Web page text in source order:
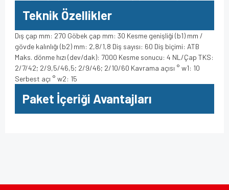
Teknik Özellikler
Dış çap mm: 270 Göbek çap mm: 30 Kesme genişliği (b1) mm /
gövde kalınlığı (b2) mm: 2,8/1,8 Diş sayısı: 60 Diş biçimi: ATB
Maks. dönme hızı (dev/dak): 7000 Kesme sonucu: 4 NL/Çap TKS:
2/7/42; 2/9,5/46,5; 2/9/46; 2/10/60 Kavrama açısı ° w1: 10
Serbest açı ° w2: 15
Paket İçeriği Avantajları